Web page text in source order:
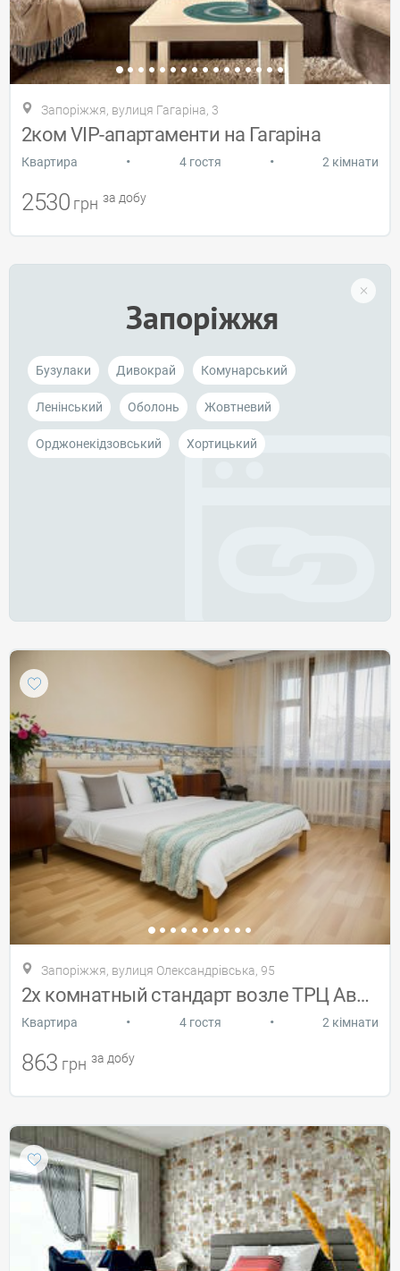
Запоріжжя, вулиця Гагаріна, 3
2ком VIP-апартаменти на Гагаріна
Квартира • 4 гостя • 2 кімнати
2530 грн за добу
Запоріжжя
Бузулаки Дивокрай Комунарський
Ленінський Оболонь Жовтневий
Орджонекідзовський Хортицький
Запоріжжя, вулиця Олександрівська, 95
2х комнатный стандарт возле ТРЦ Аврора
Квартира • 4 гостя • 2 кімнати
863 грн за добу